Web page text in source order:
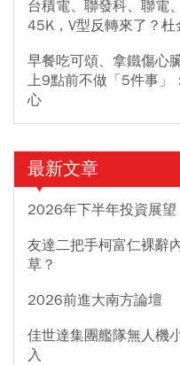
台積電、聯發科、聯電
45K，V型反轉來了？杜
早餐吃可頌、拿鐵傷心
上9點前不做「5件事」
心
最新文章
2026年下半年投資展
友達二把手柯富仁裸辭
草？
2026前進大南方論壇
佳世達集團艦隊無人機
入